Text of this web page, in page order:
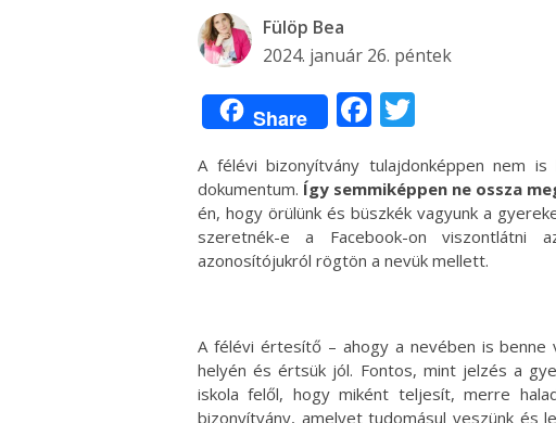
Fülöp Bea
2024. január 26. péntek
Share Facebook
A félévi bizonyítvány tulajdonképpen nem
dokumentum. Így semmiképpen ne ossza
én, hogy örülünk és büszkék vagyunk a
szeretnék-e a Facebook-on viszontlátni
azonosítójukról rögtön a nevük mellett.
A félévi értesítő – ahogy a nevében is
helyén és értsük jól. Fontos, mint jelzés a
iskola felől, hogy miként teljesít, merre
bizonyítvány, amelyet tudomásul veszünk és